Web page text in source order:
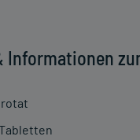
Informationen